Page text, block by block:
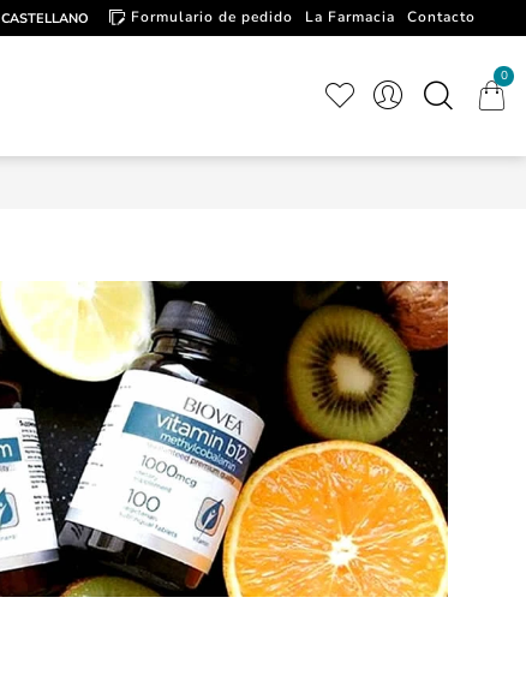
CASTELLANO Formulario de pedido La Farmacia
Contacto
0